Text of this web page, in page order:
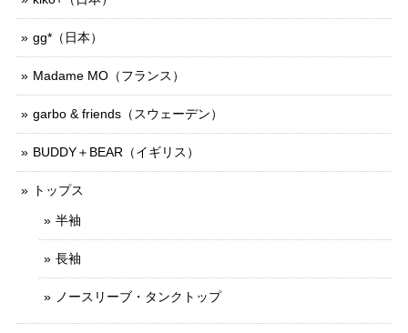
gg*（日本）
Madame MO（フランス）
garbo & friends（スウェーデン）
BUDDY＋BEAR（イギリス）
トップス
半袖
長袖
ノースリーブ・タンクトップ